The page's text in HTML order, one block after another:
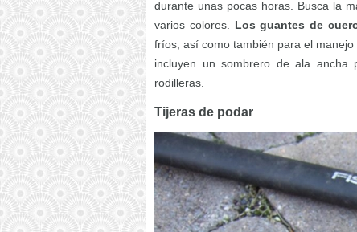
durante unas pocas horas. Busca la
varios colores. Los guantes de
fríos, así como también para el
incluyen un sombrero de ala ancha
rodilleras.
Tijeras de podar